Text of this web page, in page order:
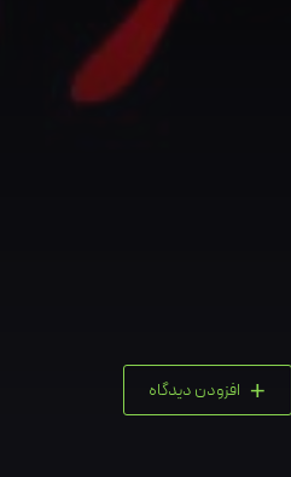
+ افزودن دیدگاه